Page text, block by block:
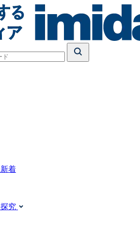
新着
探究